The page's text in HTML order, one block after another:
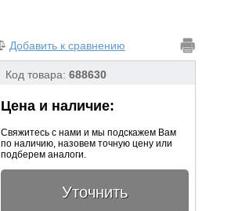
Добавить к сравнению
Код товара: 688630
Цена и наличие:
Свяжитесь с нами и мы подскажем Вам
по наличию, назовем точную цену или
подберем аналоги.
Уточнить